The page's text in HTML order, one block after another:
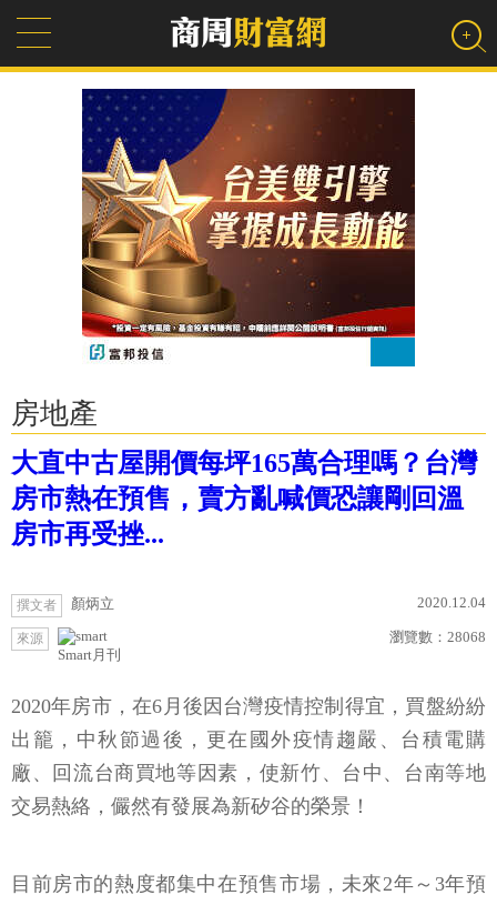
房地產
大直中古屋開價每坪165萬合理嗎？台灣
房市熱在預售，賣方亂喊價恐讓剛回溫
房市再受挫...
撰文者 顏炳立 2020.12.04
來源
Smart月刊
瀏覽數： 28068
2020年房市，在6月後因台灣疫情控制得宜，買盤紛紛
出籠，中秋節過後，更在國外疫情趨嚴、台積電購
廠、回流台商買地等因素，使新竹、台中、台南等地
交易熱絡，儼然有發展為新矽谷的榮景！
目前房市的熱度都集中在預售市場，未來2年～3年預